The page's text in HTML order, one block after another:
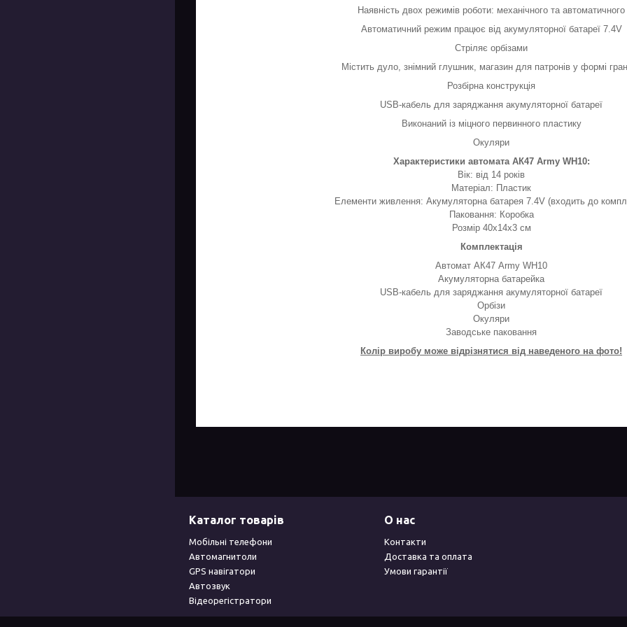
Наявність двох режимів роботи: механічного та автоматичного
Автоматичний режим працює від акумуляторної батареї 7.4V
Стріляє орбізами
Містить дуло, знімний глушник, магазин для патронів у формі
Розбірна конструкція
USB-кабель для заряджання акумуляторної батареї
Виконаний із міцного первинного пластику
Окуляри
Характеристики автомата АК47 Army WH10:
Вік: від 14 років
Матеріал: Пластик
Елементи живлення: Акумуляторна батарея 7.4V (входить до
Паковання: Коробка
Розмір 40х14х3 см
Комплектація
Автомат АК47 Army WH10
Акумуляторна батарейка
USB-кабель для заряджання акумуляторної батареї
Орбізи
Окуляри
Заводське паковання
Колір виробу може відрізнятися від наведеного на фото!
Каталог товарів
Мобільні телефони
Автомагнитоли
GPS навігатори
Автозвук
Відеорегістратори
О нас
Контакти
Доставка та оплата
Умови гарантії